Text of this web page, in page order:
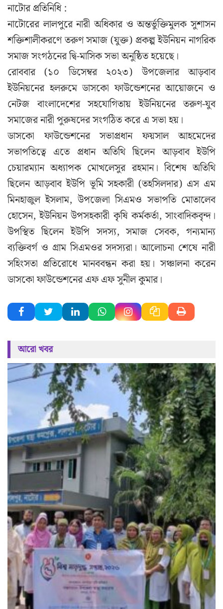
নাটোর প্রতিনিধি :
নাটোরের লালপুরে নারী অধিকার ও অন্তর্ভুক্তিমুলক সুশাসন
শক্তিশালীকরণে তরুণ সমাজ (যুক্ত) প্রকল্প ইউনিয়ন নাগরিক
সমাজ সংগঠনের দ্বি-মাসিক সভা অনুষ্ঠিত হয়েছে।
রোববার (১০ ডিসেম্বর ২০২৩) উপজেলার আড়বাব
ইউনিয়নের হলরুমে ডাসকো ফাউন্ডেশনের আয়োজনে ও
নেটজ বাংলাদেশের সহযোগিতায় ইউনিয়নের তরুণ-যুব
সমাজের নারী পুরুষদের সংগঠিত করে এ সভা হয়।
ডাসকো ফাউন্ডেশনের সভাপ্রধান ফয়সাল আহমেদের
সভাপতিত্বে এতে প্রধান অতিথি ছিলেন আড়বাব ইউপি
চেয়ারম্যান অধ্যাপক মোখলেসুর রহমান। বিশেষ অতিথি
ছিলেন আড়বাব ইউপি ভূমি সহকারী (তহসিলদার) এস এম
মিনহাজুল ইসলাম, উপজেলা সিএমও সভাপতি মোতালেব
হোসেন, ইউনিয়ন উপসহকারী কৃষি কর্মকর্তা, সাংবাদিকবৃন্দ।
উপস্থিত ছিলেন ইউপি সদস্য, সমাজ সেবক, গন্যমান্য
ব্যক্তিবর্গ ও গ্রাম সিএমওর সদস্যরা। আলোচনা শেষে নারী
সহিংসতা প্রতিরোধে মানববন্ধন করা হয়। সঞ্চালনা করেন
ডাসকো ফাউন্ডেশনের এফ এফ সুনীল কুমার।
আরো খবর